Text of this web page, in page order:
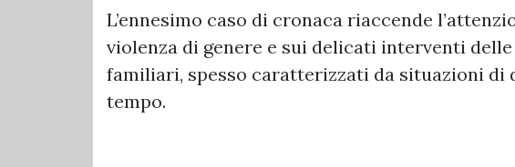
L’ennesimo caso di cronaca riaccende
violenza di genere e sui delicati interventi
familiari, spesso caratterizzati da situazioni di
tempo.